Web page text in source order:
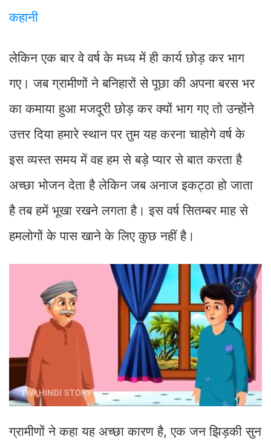
कहानी
लेकिन एक बार वे वर्ष के मध्य में ही कार्य छोड़ कर भाग
गए। जब ग्रामीणों ने बनिहारों से पूछा की अपना बरस भर
का कमाया हुआ मजदूरी छोड़ कर क्यों भाग गए तो उन्होंने
उत्तर दिया हमारे स्थान पर तुम यह करना चाहोगे वर्ष के
इस व्यस्त समय में वह हम से बड़े प्यार से बात करता है
अच्छा भोजन देता है लेकिन जब अनाज इकट्ठा हो जाता
है तब हमें भूखा रखने लगता है। इस वर्ष सितम्बर माह से
हमलोगों के पास खाने के लिए कुछ नहीं है।
ग्रामीणों ने कहा यह अच्छा कारण है, एक जन झिड़की सुन